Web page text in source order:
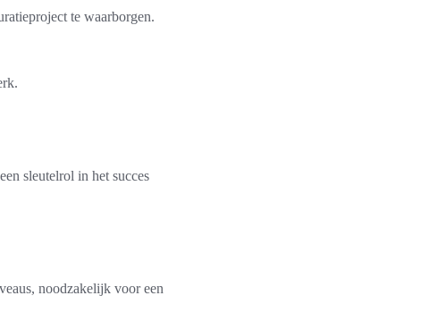
te waarborgen.
sleutelrol in het succes
noodzakelijk voor een